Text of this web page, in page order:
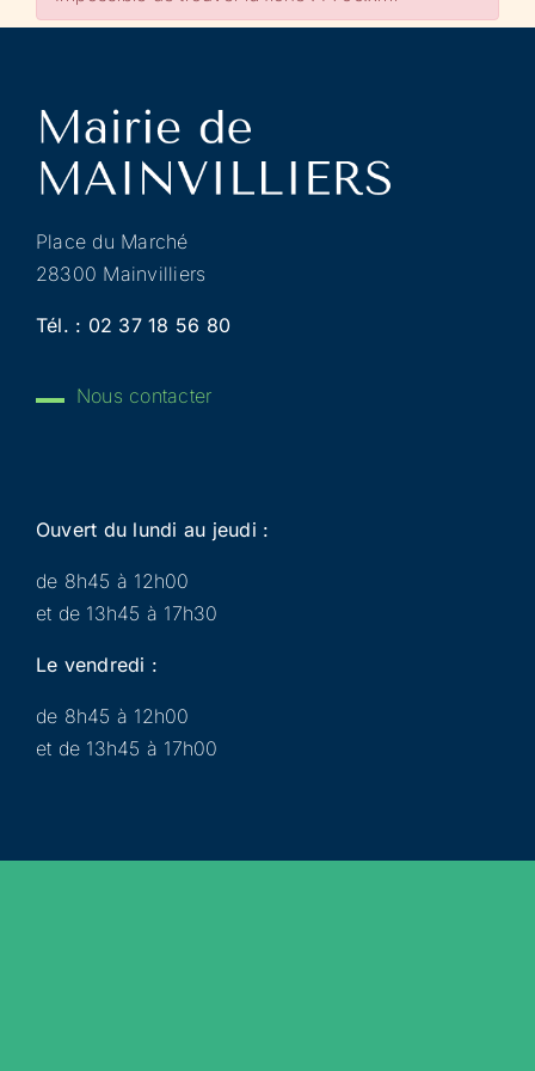
Place du Marché
28300 Mainvilliers
Tél. : 02 37 18 56 80
Nous contacter
Ouvert du lundi au jeudi :
de 8h45 à 12h00
et de 13h45 à 17h30
Le vendredi :
de 8h45 à 12h00
et de 13h45 à 17h00